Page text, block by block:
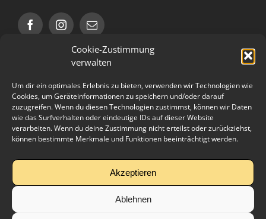
Cookie-Zustimmung
verwalten
Um dir ein optimales Erlebnis zu bieten, verwenden wir Technologien wie
Cookies, um Geräteinformationen zu speichern und/oder darauf
zuzugreifen. Wenn du diesen Technologien zustimmst, können wir Daten
wie das Surfverhalten oder eindeutige IDs auf dieser Website
verarbeiten. Wenn du deine Zustimmung nicht erteilst oder zurückziehst,
können bestimmte Merkmale und Funktionen beeinträchtigt werden.
Akzeptieren
Ablehnen
Impressum
Datenschutzerklärung
AGB
Cookie-Richtlinie (EU)
Öffnungszeiten
Mo – Do 09.00 – 22.00 Uhr
Fr 09.00 – 21.00 Uhr
Sa, So 10.00 – 17.00 Uhr
Bitte beachtet die geänderten Öffnungszeiten an